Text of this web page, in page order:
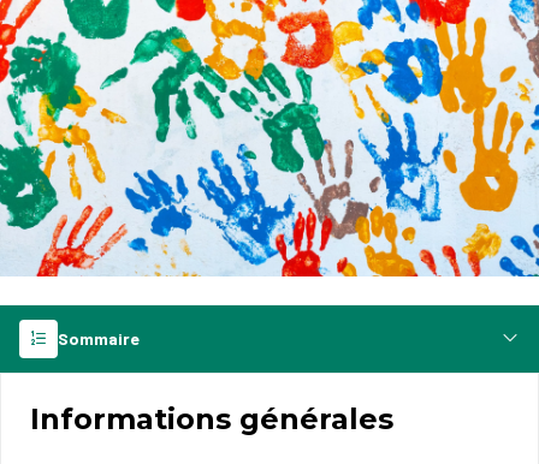
Sommaire
Informations générales